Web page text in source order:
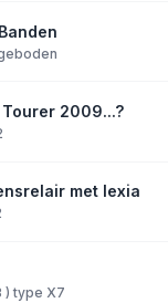
2009...?
met lexia
) type X7